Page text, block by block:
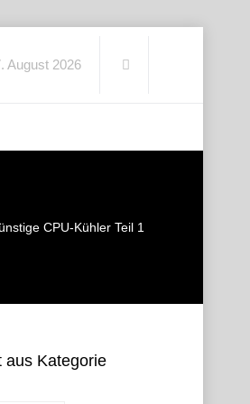
August 2026
CPU-Kühler Teil 1
aus Kategorie